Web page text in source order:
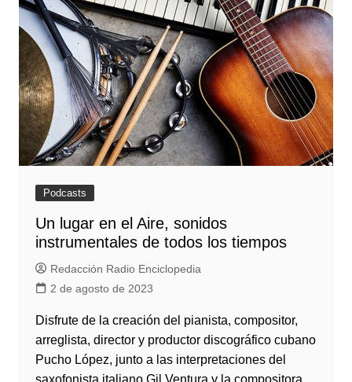
Podcasts
Un lugar en el Aire, sonidos
instrumentales de todos los tiempos
Redacción Radio Enciclopedia
2 de agosto de 2023
Disfrute de la creación del pianista, compositor,
arreglista, director y productor discográfico cubano
Pucho López, junto a las interpretaciones del
saxofonista italiano Gil Ventura y la compositora